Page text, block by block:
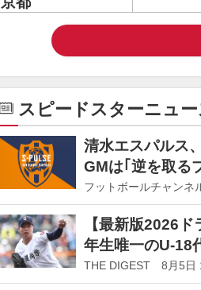
スピードスターニュー
清水エスパルス
GMは｢逆を取る
フットボールチャン
【最新版2026
年生唯一のU-18
名なるか＜
THE DIGEST 8月5日